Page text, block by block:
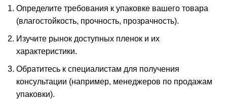
Определите требования к упаковке вашего товара
(влагостойкость, прочность, прозрачность).
Изучите рынок доступных пленок и их
характеристики.
Обратитесь к специалистам для получения
консультации (например, менеджеров по продажам
упаковки).